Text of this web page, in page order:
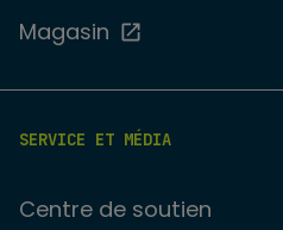
Magasin
SERVICE ET MÉDIA
Centre de soutien